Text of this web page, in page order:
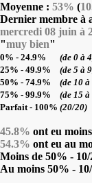
Moyenne : 53% (
Dernier membre à
mercredi 08 juin à
"muy bien"
0% - 24.9% (de 0 à
25% - 49.9% (de 5 à
50% - 74.9% (de 10
75% - 99.9% (de 15
Parfait - 100% (20/20)
45.8% ont eu
54.3% ont eu au
Moins de 50% - 10/
Au moins 50% -